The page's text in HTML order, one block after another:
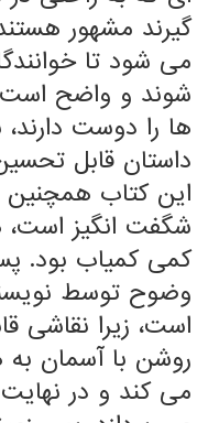
گیرند مشهور
می شود تا
شوند و واضح است
ها را دوست دارند،
داستان قابل
این کتاب همچنین
شگفت انگیز است،
کمی کمیاب بود.
وضوح توسط
است، زیرا نقاشی
روشن با آسمان به
می کند و در